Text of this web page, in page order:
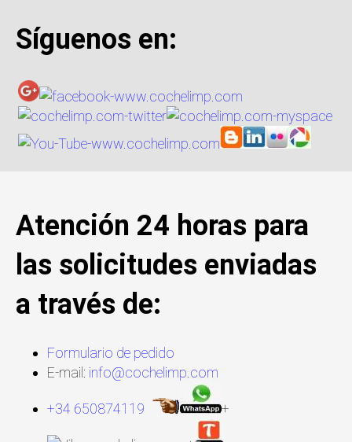
Síguenos en:
Atención 24 horas para
las solicitudes enviadas
a través de:
Formulario de pedido
E-mail: info@cochelimp.com
+34 650874119 +